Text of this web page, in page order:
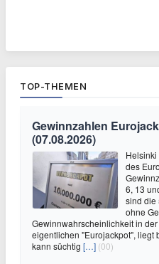
TOP-THEMEN
Gewinnzahlen
(07.08.2026)
des
6, 13
sind die
ohne
Gewinnwahrscheinlichkeit in
eigentlichen "Eurojackpot", liegt
kann süchtig […] (00)